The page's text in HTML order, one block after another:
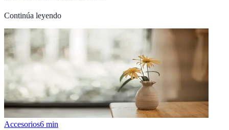
Continúa leyendo
Accesorios6 min